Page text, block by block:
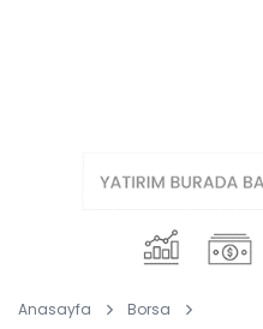
Anasayfa Borsa